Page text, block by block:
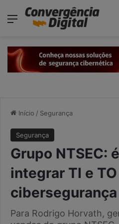
Menu
Início / Segurança
Segurança
Grupo NTSEC:
integrar TI e
cibersegurança
Para Rodrigo Horvath,